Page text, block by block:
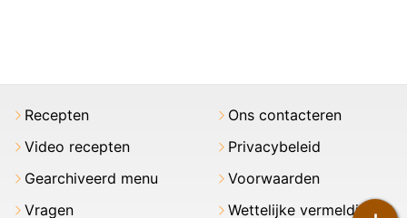
Recepten
Video recepten
Gearchiveerd menu
Vragen
Ons contacteren
Privacybeleid
Voorwaarden
Wettelijke vermeldingen